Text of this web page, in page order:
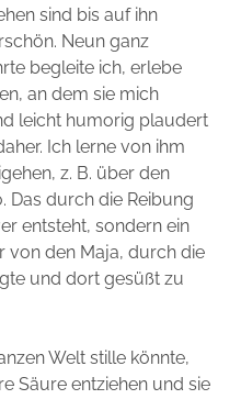
sind bis auf ihn
Neun ganz
begleite ich, erlebe
an dem sie mich
leicht humorig plaudert
Ich lerne von ihm
z. B. über den
Das durch die Reibung
entsteht, sondern ein
von den Maja, durch die
und dort gesüßt zu
Welt stille könnte,
Säure entziehen und sie